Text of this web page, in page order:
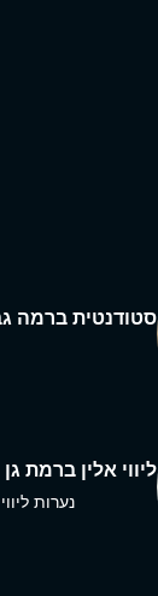
סטודנטית ברמה
ליווי אלין ברמת
נערות